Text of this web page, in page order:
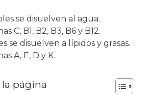
se disuelven al agua.
C, B1, B2, B3, B6 y B12.
se disuelven a lípidos y grasas.
A, E, D y K.
página